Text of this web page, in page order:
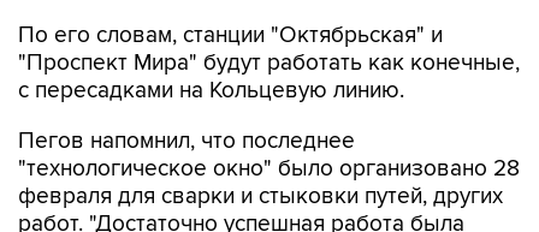
По его словам, станции "Октябрьская" и
"Проспект Мира" будут работать как конечные,
с пересадками на Кольцевую линию.
Пегов напомнил, что последнее
"технологическое окно" было организовано 28
февраля для сварки и стыковки путей, других
работ. "Достаточно успешная работа была